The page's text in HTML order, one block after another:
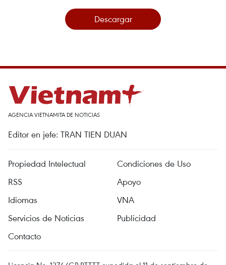
Descargar
AGENCIA VIETNAMITA DE NOTICIAS
Editor en jefe: TRAN TIEN DUAN
Propiedad Intelectual
Condiciones de Uso
RSS
Apoyo
Idiomas
VNA
Servicios de Noticias
Publicidad
Contacto